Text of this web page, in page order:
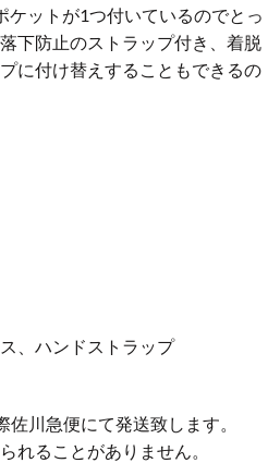
ケットが1つ付いているのでとっ
下防止のストラップ付き、着脱
に付け替えすることもできるの
、ハンドストラップ
川急便にて発送致します。
れることがありません。